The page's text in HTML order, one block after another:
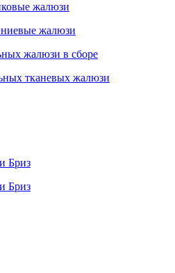
жалюзи
жалюзи
жалюзи в сборе
тканевых жалюзи
Бриз
Бриз